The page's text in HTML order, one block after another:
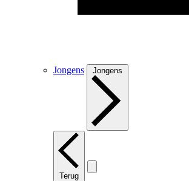
Jongens Jongens
Terug